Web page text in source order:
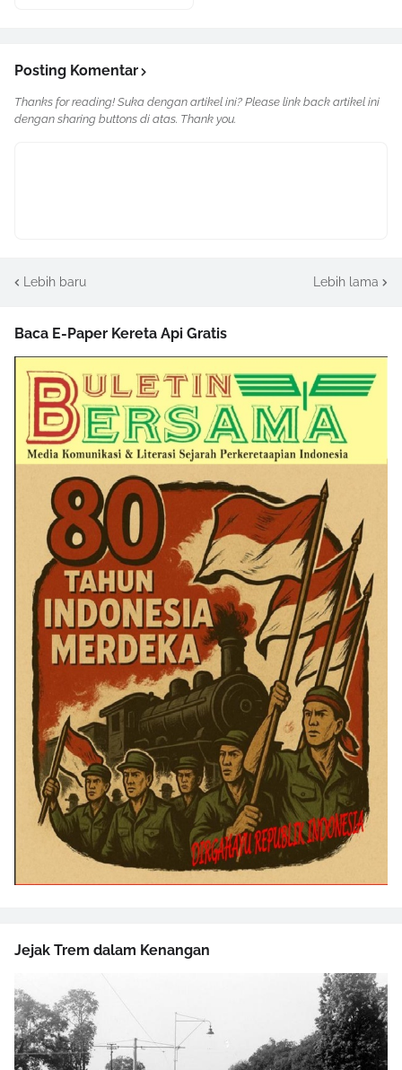
Posting Komentar
Thanks for reading! Suka dengan artikel ini? Please link back artikel ini
dengan sharing buttons di atas. Thank you.
Lebih baru Lebih lama
Baca E-Paper Kereta Api Gratis
Jejak Trem dalam Kenangan